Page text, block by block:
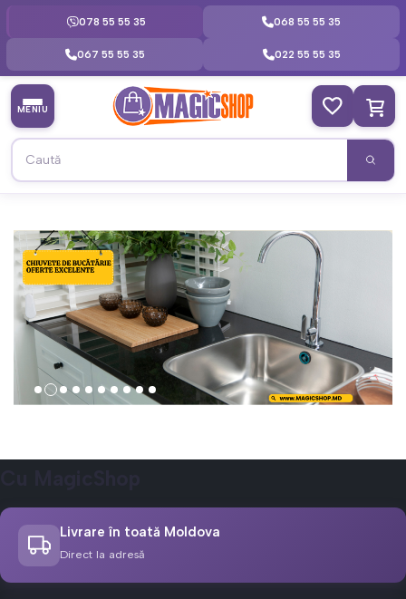
078 55 55 35 068 55 55 35
067 55 55 35 022 55 55 35
MENIU
Livrare în toată Moldova
Direct la adresă